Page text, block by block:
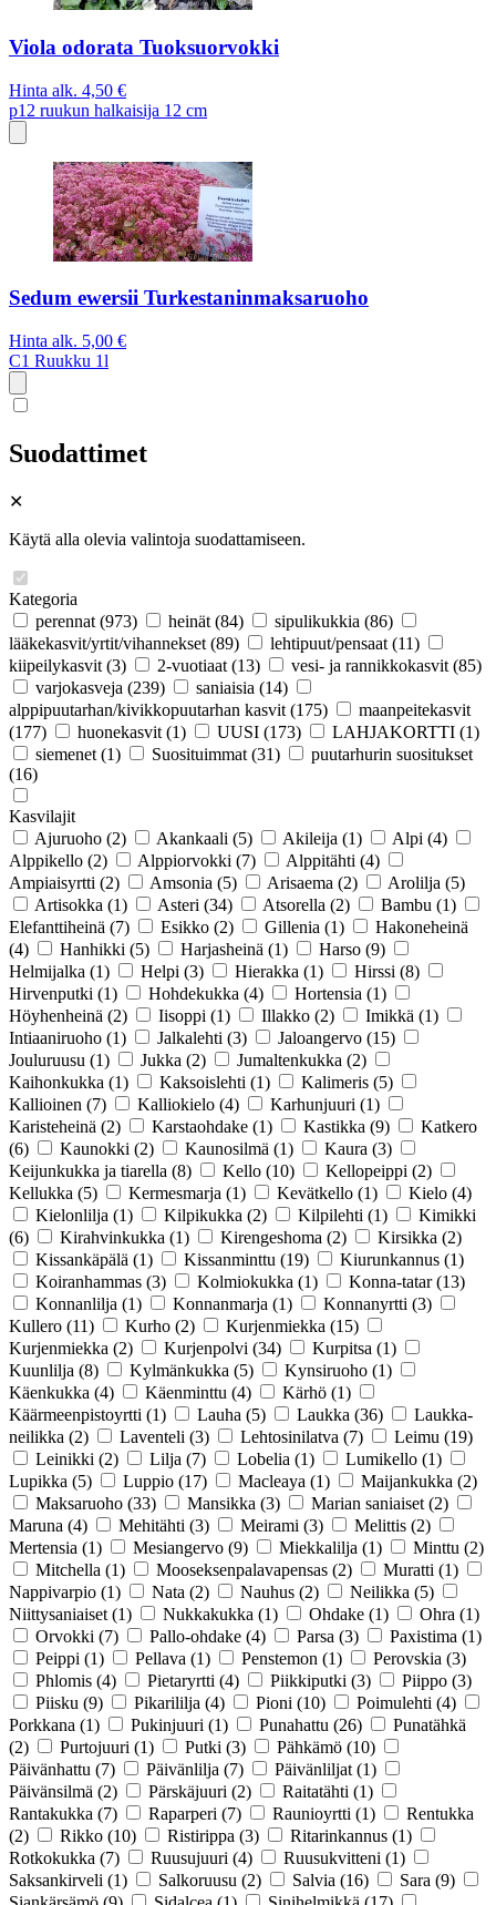
Viola odorata Tuoksuorvokki
Hinta alk. 4,50 €
p12 ruukun halkaisija 12 cm
Sedum ewersii Turkestaninmaksaruoho
Hinta alk. 5,00 €
C1 Ruukku 1l
Suodattimet
✕
Käytä alla olevia valintoja suodattamiseen.
Kategoria
perennat (973) heinät (84) sipulikukkia (86)
lääkekasvit/yrtit/vihannekset (89) lehtipuut/pensaat (11)
kiipeilykasvit (3) 2-vuotiaat (13) vesi- ja rannikkokasvit (85)
varjokasveja (239) saniaisia (14)
alppipuutarhan/kivikkopuutarhan kasvit (175)
maanpeitekasvit
(177)
huonekasvit (1) UUSI (173) LAHJAKORTTI (1)
siemenet (1) Suosituimmat (31)
puutarhurin suositukset
(16)
Kasvilajit
Ajuruoho (2) Akankaali (5) Akileija (1) Alpi (4)
Alppikello (2) Alppiorvokki (7) Alppitähti (4)
Ampiaisyrtti (2) Amsonia (5) Arisaema (2) Arolilja (5)
Artisokka (1) Asteri (34) Atsorella (2) Bambu (1)
Elefanttiheinä (7) Esikko (2) Gillenia (1)
Hakoneheinä
(4)
Hanhikki (5) Harjasheinä (1) Harso (9)
Helmijalka (1) Helpi (3) Hierakka (1) Hirssi (8)
Hirvenputki (1) Hohdekukka (4) Hortensia (1)
Höyhenheinä (2) Iisoppi (1) Illakko (2) Imikkä (1)
Intiaaniruoho (1) Jalkalehti (3) Jaloangervo (15)
Jouluruusu (1) Jukka (2) Jumaltenkukka (2)
Kaihonkukka (1) Kaksoislehti (1) Kalimeris (5)
Kallioinen (7) Kalliokielo (4) Karhunjuuri (1)
Karisteheinä (2) Karstaohdake (1) Kastikka (9)
Katkero
(6)
Kaunokki (2) Kaunosilmä (1) Kaura (3)
Keijunkukka ja tiarella (8) Kello (10) Kellopeippi (2)
Kellukka (5) Kermesmarja (1) Kevätkello (1) Kielo (4)
Kielonlilja (1) Kilpikukka (2) Kilpilehti (1)
Kimikki
(6)
Kirahvinkukka (1) Kirengeshoma (2) Kirsikka (2)
Kissankäpälä (1) Kissanminttu (19) Kiurunkannus (1)
Koiranhammas (3) Kolmiokukka (1) Konna-tatar (13)
Konnanlilja (1) Konnanmarja (1) Konnanyrtti (3)
Kullero (11) Kurho (2) Kurjenmiekka (15)
Kurjenmiekka (2) Kurjenpolvi (34) Kurpitsa (1)
Kuunlilja (8) Kylmänkukka (5) Kynsiruoho (1)
Käenkukka (4) Käenminttu (4) Kärhö (1)
Käärmeenpistoyrtti (1) Lauha (5) Laukka (36)
Laukka-
neilikka (2) Laventeli (3) Lehtosinilatva (7) Leimu (19)
Leinikki (2) Lilja (7) Lobelia (1) Lumikello (1)
Lupikka (5) Luppio (17) Macleaya (1) Maijankukka (2)
Maksaruoho (33) Mansikka (3) Marian saniaiset (2)
Maruna (4) Mehitähti (3) Meirami (3) Melittis (2)
Mertensia (1) Mesiangervo (9) Miekkalilja (1) Minttu (2)
Mitchella (1) Mooseksenpalavapensas (2) Muratti (1)
Nappivarpio (1) Nata (2) Nauhus (2) Neilikka (5)
Niittysaniaiset (1) Nukkakukka (1) Ohdake (1) Ohra (1)
Orvokki (7) Pallo-ohdake (4) Parsa (3) Paxistima (1)
Peippi (1) Pellava (1) Penstemon (1) Perovskia (3)
Phlomis (4) Pietaryrtti (4) Piikkiputki (3) Piippo (3)
Piisku (9) Pikarililja (4) Pioni (10) Poimulehti (4)
Porkkana (1) Pukinjuuri (1) Punahattu (26)
Punatähkä
(2)
Purtojuuri (1) Putki (3) Pähkämö (10)
Päivänhattu (7) Päivänlilja (7) Päivänliljat (1)
Päivänsilmä (2) Pärskäjuuri (2) Raitatähti (1)
Rantakukka (7) Raparperi (7) Raunioyrtti (1)
Rentukka
(2)
Rikko (10) Ristirippa (3) Ritarinkannus (1)
Rotkokukka (7) Ruusujuuri (4) Ruusukvitteni (1)
Saksankirveli (1) Salkoruusu (2) Salvia (16) Sara (9)